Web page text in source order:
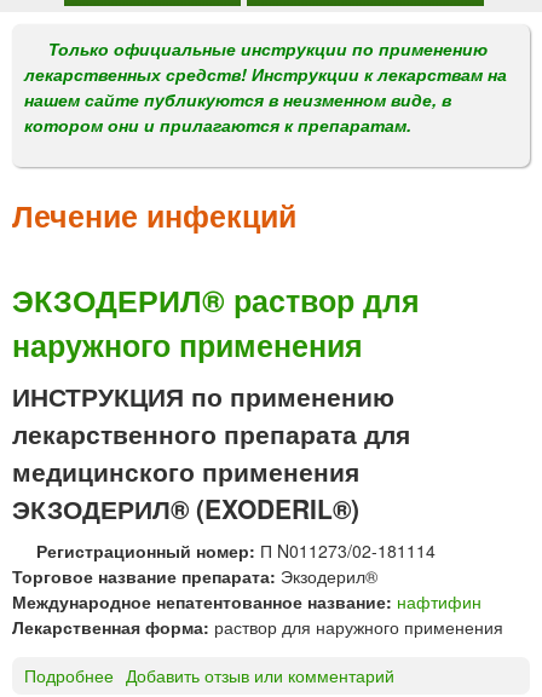
н
о
е
м
н
ю
Только официальные инструкции по применению
лекарственных средств! Инструкции к лекарствам на
нашем сайте публикуются в неизменном виде, в
котором они и прилагаются к препаратам.
Лечение инфекций
ЭКЗОДЕРИЛ® раствор для
наружного применения
ИНСТРУКЦИЯ по применению
лекарственного препарата для
медицинского применения
ЭКЗОДЕРИЛ® (EXODERIL®)
Регистрационный номер: П N011273/02-181114
Торговое название препарата: Экзодерил®
Международное непатентованное название: нафтифин
Лекарственная форма: раствор для наружного применения
Подробнее Добавить отзыв или комментарий